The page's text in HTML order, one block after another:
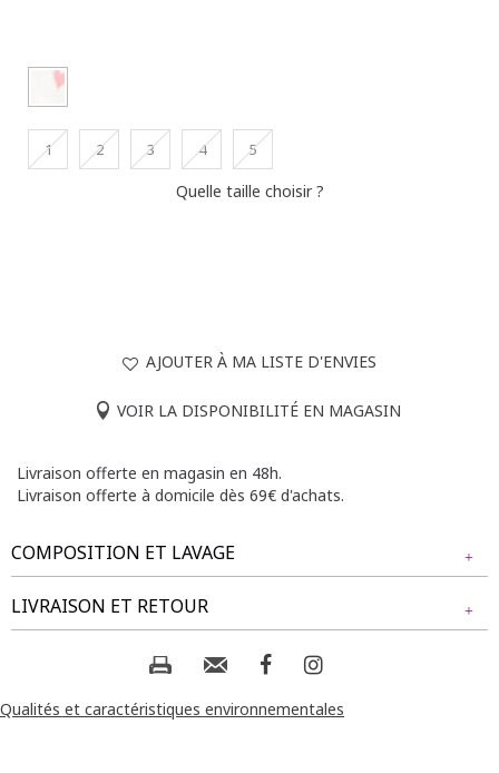
1 2 3 4 5
Quelle taille choisir ?
AJOUTER À MA LISTE D'ENVIES
VOIR LA DISPONIBILITÉ EN MAGASIN
Livraison offerte en magasin en 48h.
Livraison offerte à domicile dès 69€ d'achats.
COMPOSITION ET LAVAGE
Tissu principal : 65% ACRYLIQUE, 19% POLYESTER, 8%
LAINE, 8% POLYTEREPHTALATE DE BUTYLENE
Composition et lavage :
LIVRAISON ET RETOUR
NOS MODES DE LIVRAISON
Livraison Magasin :
Qualités et caractéristiques environnementales